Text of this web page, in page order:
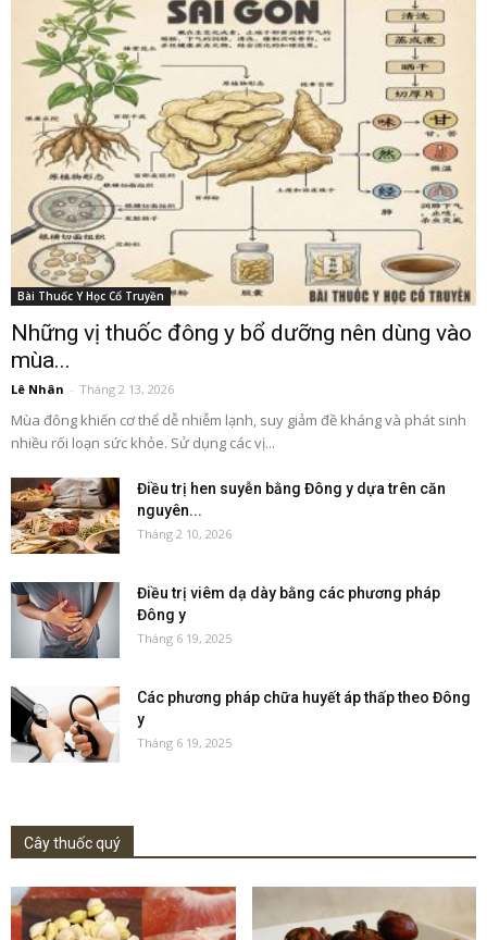
Bài Thuốc Y Học Cổ Truyền
Những vị thuốc đông y bổ dưỡng nên dùng vào
mùa...
Lê Nhân - Tháng 2 13, 2026
Mùa đông khiến cơ thể dễ nhiễm lạnh, suy giảm đề kháng và phát sinh
nhiều rối loạn sức khỏe. Sử dụng các vị...
Điều trị hen suyễn bằng Đông y dựa trên căn
nguyên...
Tháng 2 10, 2026
Điều trị viêm dạ dày bằng các phương pháp
Đông y
Tháng 6 19, 2025
Các phương pháp chữa huyết áp thấp theo Đông
y
Tháng 6 19, 2025
Cây thuốc quý